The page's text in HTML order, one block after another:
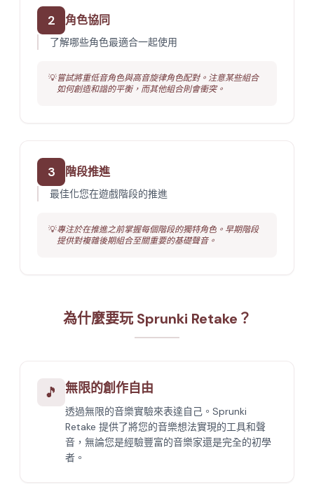
2 角色協同
了解哪些角色最適合一起使用
💡嘗試將重低音角色與高音旋律角色配對。注意某些組合
如何創造和諧的平衡，而其他組合則會衝突。
3 階段推進
最佳化您在遊戲階段的推進
💡專注於在推進之前掌握每個階段的獨特角色。早期階段
提供對複雜後期組合至關重要的基礎聲音。
為什麼要玩 Sprunki Retake？
🎵 無限的創作自由
透過無限的音樂實驗來表達自己。Sprunki
Retake 提供了將您的音樂想法實現的工具和聲
音，無論您是經驗豐富的音樂家還是完全的初學
者。